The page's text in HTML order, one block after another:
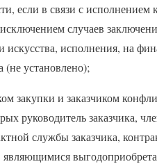
если в связи с исполнением
случаев
искусства, исполнения, на
(не установлено);
закупки и заказчиком
руководитель заказчика,
службы заказчика,